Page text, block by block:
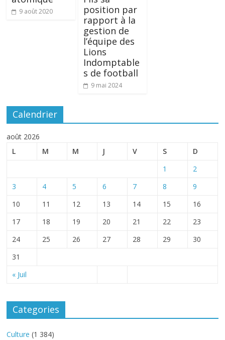
9 août 2020
position par
rapport à la
gestion de
l’équipe des
Lions
Indomptable
s de football
9 mai 2024
Calendrier
août 2026
L
M M J V S D
« Juil
1
2
3
4 5 6 7 8
9
10
11 12 13 14 15
16
17
18 19 20 21 22
23
24
25 26 27 28 29
30
31
Categories
Culture (1 384)